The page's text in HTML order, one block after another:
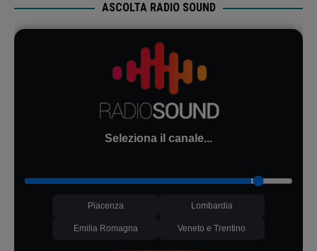
ASCOLTA RADIO SOUND
Seleziona il canale...
Piacenza Lombardia
Emilia Romagna Veneto e Trentino